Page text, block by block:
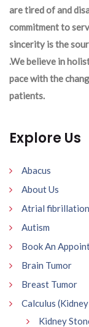
are tired of and
commitment to
sincerity is the
.We believe in
pace with the
patients.
Explore Us
Abacus
About Us
Atrial fibrillation
Autism
Book An
Brain Tumor
Breast Tumor
Calculus
Kidney